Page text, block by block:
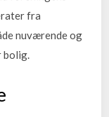
fra
nuværende og
bolig.